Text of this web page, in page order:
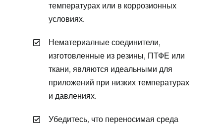
температурах или в коррозионных
условиях.
Нематериалные соединители,
изготовленные из резины, ПТФЕ или
ткани, являются идеальными для
приложений при низких температурах
и давлениях.
Убедитесь, что переносимая среда